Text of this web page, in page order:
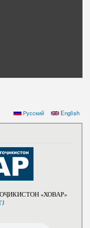
Русский English
«ХОВАР»